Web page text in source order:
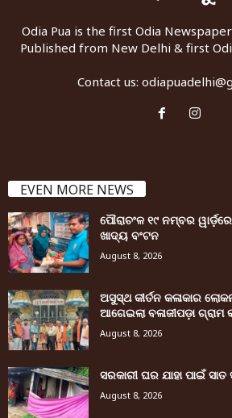
Odia Pua is the first Odia
Published from New Delhi & first
Contact us:
EVEN MORE NEWS
ପୌରାଚଂଳ ୧୯ ନମ୍ବର
ଖାଦ୍ୟ ବଂଟନ
August 8, 2026
ଅସୁସ୍ଥ କୀର୍ତନ କଳାକାର
ଆଗେଇଲା ବଳାଜୀପଡ଼ା ଗ୍ରାମ
August 8, 2026
ସରକାରୀ ଘର ଯାହା ପାଇଁ
August 8, 2026